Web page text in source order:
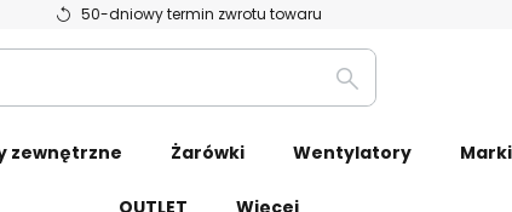
50-dniowy termin zwrotu towaru
Szukaj
zewnętrzne Żarówki Wentylatory Marki
OUTLET Więcej